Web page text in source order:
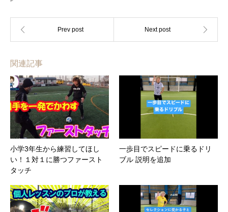
関連記事
小学3年生から練習してほし
い！１対１に勝つファースト
タッチ
一歩目でスピードに乗るドリ
ブル 説明を追加